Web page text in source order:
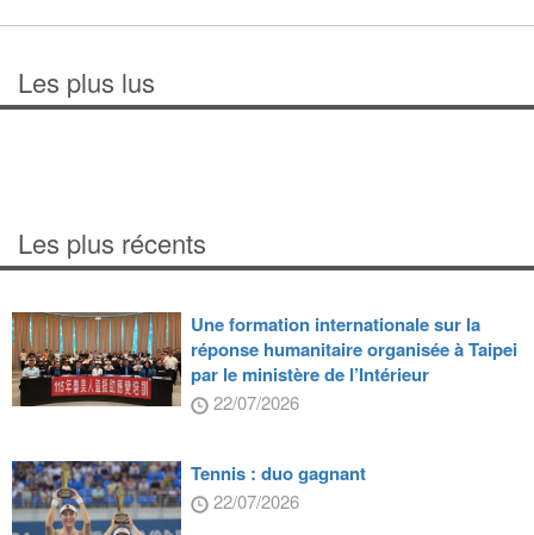
Les plus lus
Les plus récents
Une formation internationale sur la
réponse humanitaire organisée à Taipei
par le ministère de l’Intérieur
22/07/2026
Tennis : duo gagnant
22/07/2026